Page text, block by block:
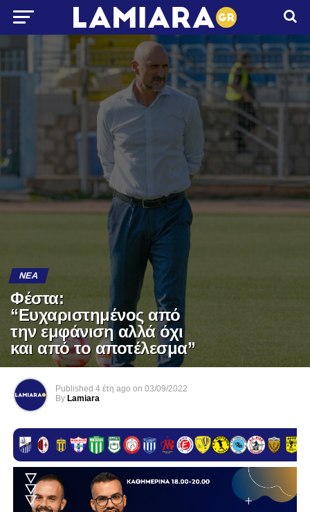
ΝΈΑ
Φέστα:
“Ευχαριστημένος από
την εμφάνιση αλλά όχι
και από το αποτέλεσμα”
Published 4 έτη ago on 03/09/2022
By Lamiara